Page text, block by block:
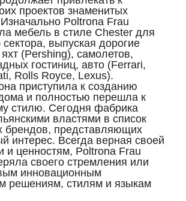
проектов знаменитых
Poltrona Frau
мебель в стиле Chester для
сектора, выпуская дорогие
(Pershing), самолетов,
гостиниц, авто (Ferrari,
Rolls Royce, Lexus).
приступила к созданию
и полностью перешла к
стилю. Сегодня фабрика
властями в список
брендов, представляющих
интерес. Всегда верная своей
и ценностям, Poltrona Frau
своего стремления или
инновационным
решениям, стилям и языкам